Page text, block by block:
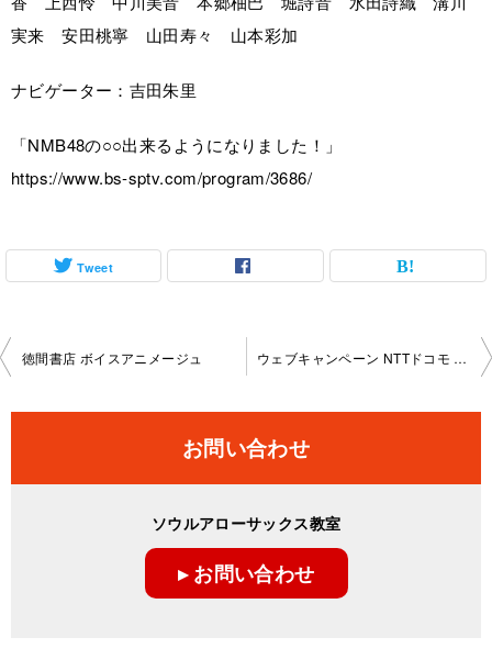
実来 安田桃寧 山田寿々 山本彩加
ナビゲーター：吉田朱里
「NMB48の○○出来るようになりました！」
https://www.bs-sptv.com/program/3686/
Tweet
投
ビ
徳間書店 ボイスアニメージュ ウェブキャンペーン NTTドコモ presents うた手紙
お問い合わせ
ソウルアローサックス教室
▸ お問い合わせ